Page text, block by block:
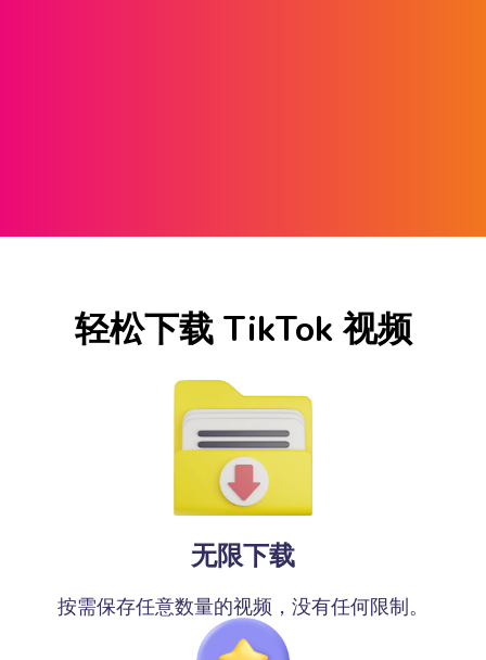
轻松下载 TikTok 视频
无限下载
按需保存任意数量的视频，没有任何限制。